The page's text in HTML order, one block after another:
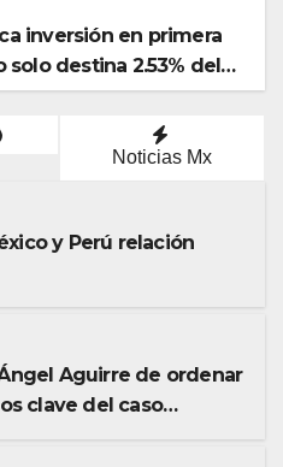
inversión en primera
solo destina 2.53% del
Noticias Mx
y Perú relación
Ángel Aguirre de ordenar
clave del caso